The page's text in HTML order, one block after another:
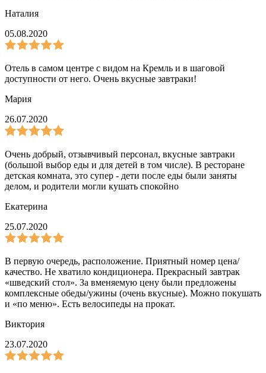
Наталия
05.08.2020
Отель в самом центре с видом на Кремль и в шаговой
доступности от него. Очень вкусные завтраки!
Мария
26.07.2020
Очень добрый, отзывчивый персонал, вкусные завтраки
(большой выбор еды и для детей в том числе). В ресторане
детская комната, это супер - дети после еды были заняты
делом, и родители могли кушать спокойно
Екатерина
25.07.2020
В первую очередь, расположение. Приятный номер цена/
качество. Не хватило кондиционера. Прекрасный завтрак
«шведский стол». За вменяемую цену были предложены
комплексные обеды/ужины (очень вкусные). Можно покушать
и «по меню». Есть велосипеды на прокат.
Виктория
23.07.2020